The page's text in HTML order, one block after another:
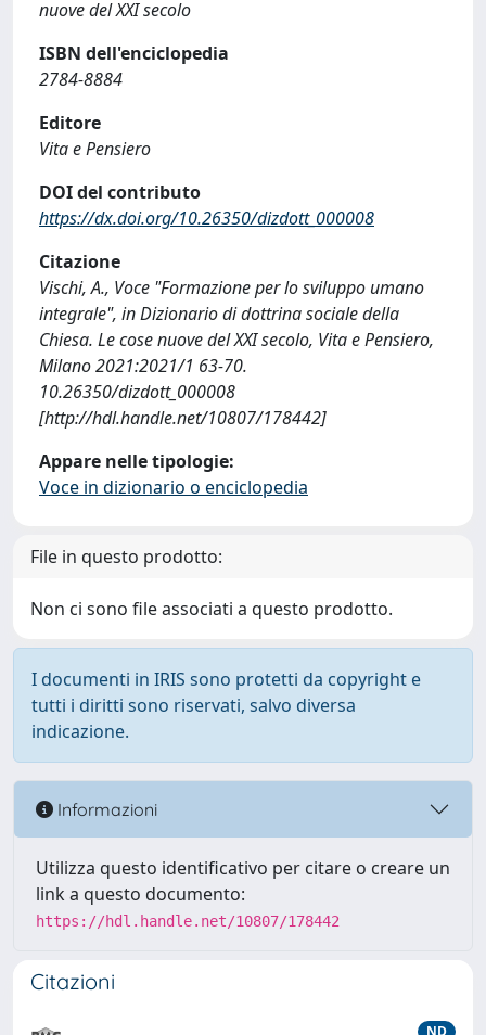
nuove del XXI secolo
ISBN dell'enciclopedia
2784-8884
Editore
Vita e Pensiero
DOI del contributo
https://dx.doi.org/10.26350/dizdott_000008
Citazione
Vischi, A., Voce "Formazione per lo sviluppo umano
integrale", in Dizionario di dottrina sociale della
Chiesa. Le cose nuove del XXI secolo, Vita e Pensiero,
Milano 2021:2021/1 63-70.
10.26350/dizdott_000008
[http://hdl.handle.net/10807/178442]
Appare nelle tipologie:
Voce in dizionario o enciclopedia
File in questo prodotto:
Non ci sono file associati a questo prodotto.
I documenti in IRIS sono protetti da copyright e
tutti i diritti sono riservati, salvo diversa
indicazione.
Informazioni
Utilizza questo identificativo per citare o creare un
link a questo documento:
https://hdl.handle.net/10807/178442
Citazioni